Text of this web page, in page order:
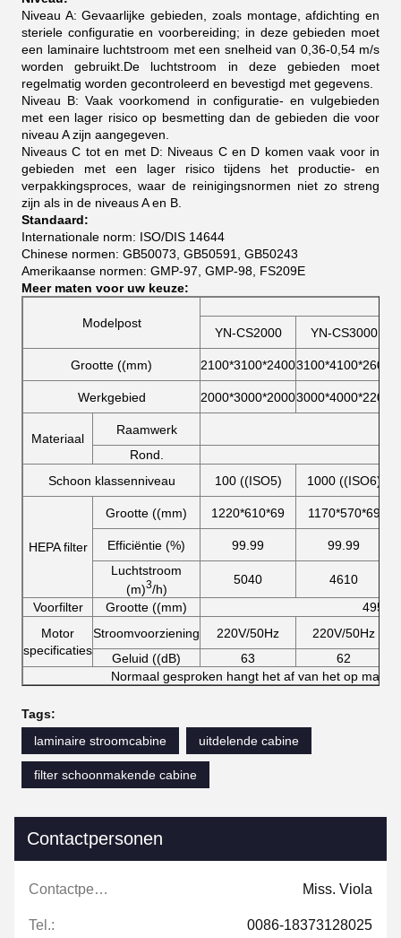
Niveau A: Gevaarlijke gebieden, zoals montage, afdichting en
steriele configuratie en voorbereiding; in deze gebieden moet
een laminaire luchtstroom met een snelheid van 0,36-0,54 m/s
worden gebruikt.De luchtstroom in deze gebieden moet
regelmatig worden gecontroleerd en bevestigd met gegevens.
Niveau B: Vaak voorkomend in configuratie- en vulgebieden
met een lager risico op besmetting dan de gebieden die voor
niveau A zijn aangegeven.
Niveaus C tot en met D: Niveaus C en D komen vaak voor in
gebieden met een lager risico tijdens het productie- en
verpakkingsproces, waar de reinigingsnormen niet zo streng
zijn als in de niveaus A en B.
Standaard:
Internationale norm: ISO/DIS 14644
Chinese normen: GB50073, GB50591, GB50243
Amerikaanse normen: GMP-97, GMP-98, FS209E
Meer maten voor uw keuze:
Modelpost
YN-CS2000 YN-CS3000
Grootte ((mm) 2100*3100*24003100*4100*2600
Werkgebied 2000*3000*20003000*4000*2200
Materiaal
Raamwerk
Rond.
Schoon klassenniveau
100 ((ISO5) 1000 ((ISO6)
HEPA filter
Grootte ((mm) 1220*610*69 1170*570*69
Efficiëntie (%) 99.99
99.99
Luchtstroom
(m)3/h)
5040
4610
Voorfilter
Grootte ((mm)
Motor
specificaties
Stroomvoorziening 220V/50Hz
220V/50Hz
Geluid ((dB)
63
62
Normaal gesproken hangt het af van het op maat
Tags:
laminaire stroomcabine
uitdelende cabine
filter schoonmakende cabine
Contactpersonen
Contactpersonen: Miss. Viola
Tel.: 0086-18373128025